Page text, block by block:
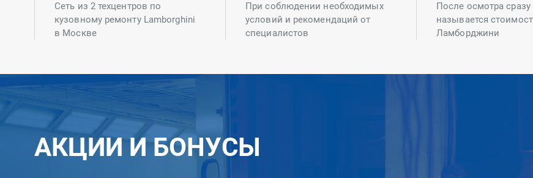
Сеть из 2 техцентров по
кузовному ремонту Lamborghini
в Москве
При соблюдении необходимых
условий и рекомендаций от
специалистов
После осмотра сразу
называется
Ламборджини
АКЦИИ И БОНУСЫ